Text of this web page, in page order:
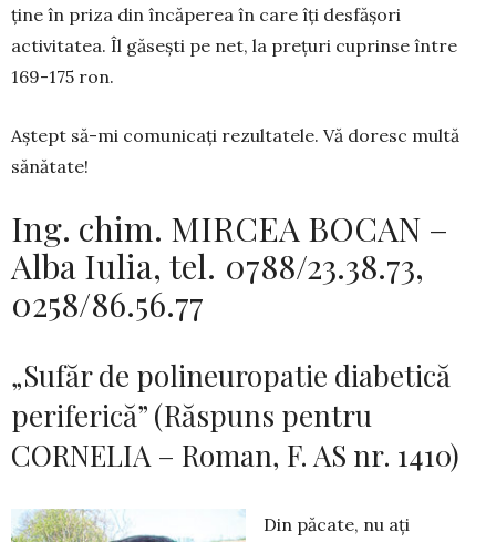
ține în priza din încăperea în care îți des­fășori
activitatea. Îl găsești pe net, la prețuri cu­prinse între
169-175 ron.
Aștept să-mi comunicați rezultatele. Vă doresc multă
sănătate!
Ing. chim. MIRCEA BOCAN –
Alba Iulia, tel. 0788/23.38.73,
0258/86.56.77
„Sufăr de polineuropatie diabetică
periferică” (Răspuns pentru
CORNELIA – Roman, F. AS nr. 1410)
Din păcate, nu ați